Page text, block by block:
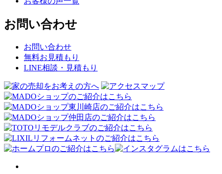
お問い合わせ
お問い合わせ
無料お見積もり
LINE相談・見積もり